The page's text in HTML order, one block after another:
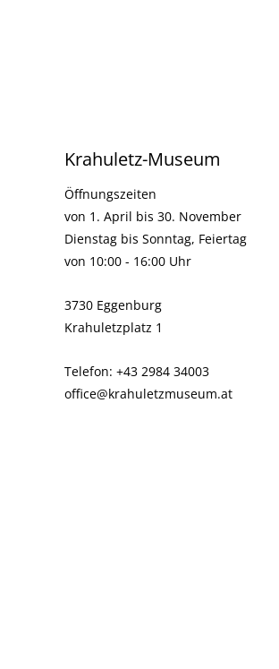
Krahuletz-Museum
Öffnungszeiten
von 1. April bis 30. November
Dienstag bis Sonntag, Feiertag
von 10:00 - 16:00 Uhr
3730 Eggenburg
Krahuletzplatz 1
Telefon: +43 2984 34003
office@krahuletzmuseum.at